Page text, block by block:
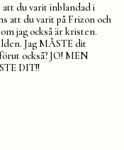
du varit inblandad i
att du varit på Frizon och
jag också är kristen.
Jag MÅSTE dit
också? JO! MEN
DIT!!